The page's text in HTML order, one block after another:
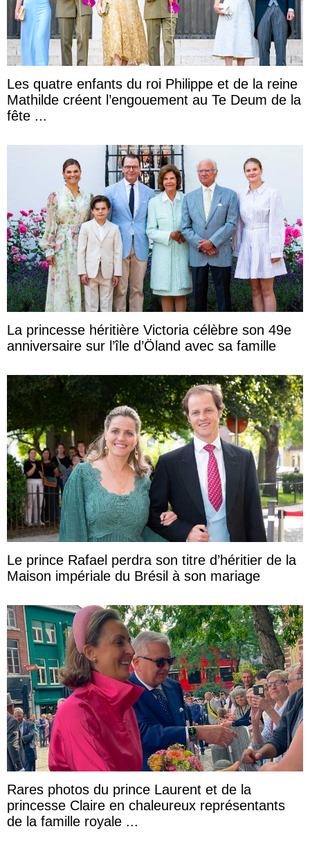
Les quatre enfants du roi Philippe et de la reine
Mathilde créent l’engouement au Te Deum de la
fête ...
La princesse héritière Victoria célèbre son 49e
anniversaire sur l’île d’Öland avec sa famille
Le prince Rafael perdra son titre d’héritier de la
Maison impériale du Brésil à son mariage
Rares photos du prince Laurent et de la
princesse Claire en chaleureux représentants
de la famille royale ...